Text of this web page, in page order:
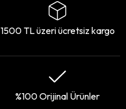
1500 TL üzeri ücretsiz kargo
%100 Orijinal Ürünler